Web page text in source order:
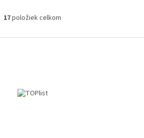
O
l
e
17položiek celkom